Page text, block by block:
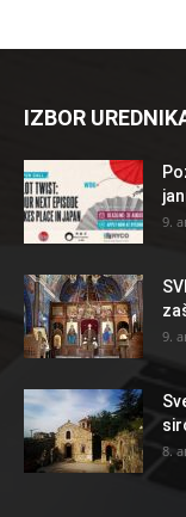
IZBOR
9.
9.
8.